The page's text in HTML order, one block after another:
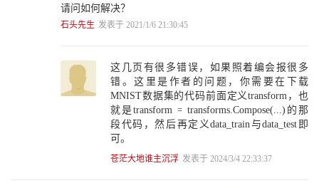
9.1 多模型融合入门 233
9.1.1 结果多数表决 234
9.2 PyTorch之多模型融合实战 239
第10章 循环神经网络 247
10.1 循环神经网络入门 247
10.2 PyTorch之循环神经网络实战 249
请问如何解决？
石头先生 发表于 2021/1/6 21:30:45
这几页有很多错误，如果照着编会报很多
错。这里是作者的问题，你需要在下载
MNIST数据集的代码前面定义transform，也
就是transform = transforms.Compose(...)的那
段代码，然后再定义data_train与data_test即
可。
苍茫大地谁主沉浮 发表于 2024/3/4 22:33:37